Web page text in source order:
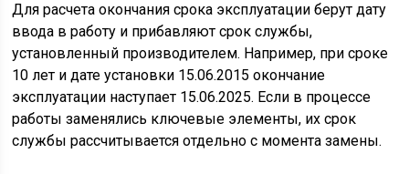
Для расчета окончания срока эксплуатации берут дату
ввода в работу и прибавляют срок службы,
установленный производителем. Например, при сроке
10 лет и дате установки 15.06.2015 окончание
эксплуатации наступает 15.06.2025. Если в процессе
работы заменялись ключевые элементы, их срок
службы рассчитывается отдельно с момента замены.